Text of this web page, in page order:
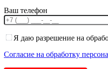
Ваш телефон
Я даю разрешение на
Согласие на обработку